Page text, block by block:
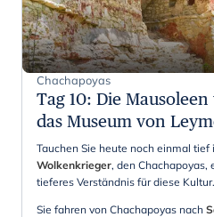
Chachapoyas
Tag 10: Die
das Museum von
Tauchen Sie heute noch einmal tief
Wolkenkrieger, den Chachapoyas,
tieferes Verständnis für diese Kultur.
Sie fahren von Chachapoyas nach